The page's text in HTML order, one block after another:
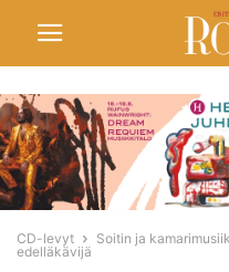
CD-levyt Soitin ja
edelläkävijä